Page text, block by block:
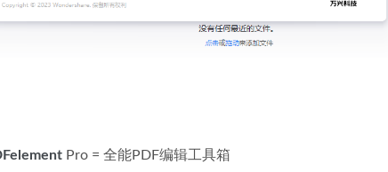
Pro = 全能PDF编辑工具箱